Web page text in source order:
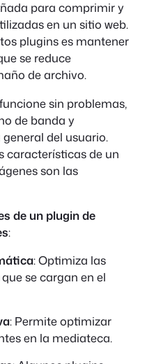
para comprimir y
en un sitio web.
plugins es mantener
se reduce
de archivo.
sin problemas,
de banda y
del usuario.
características de un
son las
de un plugin de
:
: Optimiza las
se cargan en el
: Permite optimizar
en la mediateca.